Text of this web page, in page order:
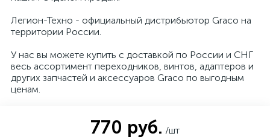
Легион-Техно - официальный дистрибьютор Graco на
территории России.
У нас вы можете купить с доставкой по России и СНГ
весь ассортимент переходников, винтов, адаптеров и
других запчастей и аксессуаров Graco по выгодным
ценам.
770 руб. /шт